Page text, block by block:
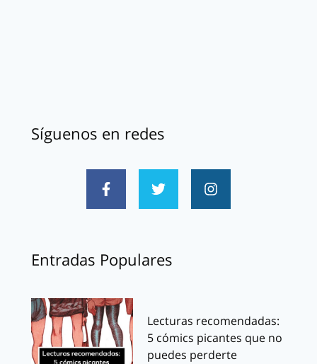
Síguenos en redes
Entradas Populares
Lecturas recomendadas:
5 cómics picantes que no
puedes perderte